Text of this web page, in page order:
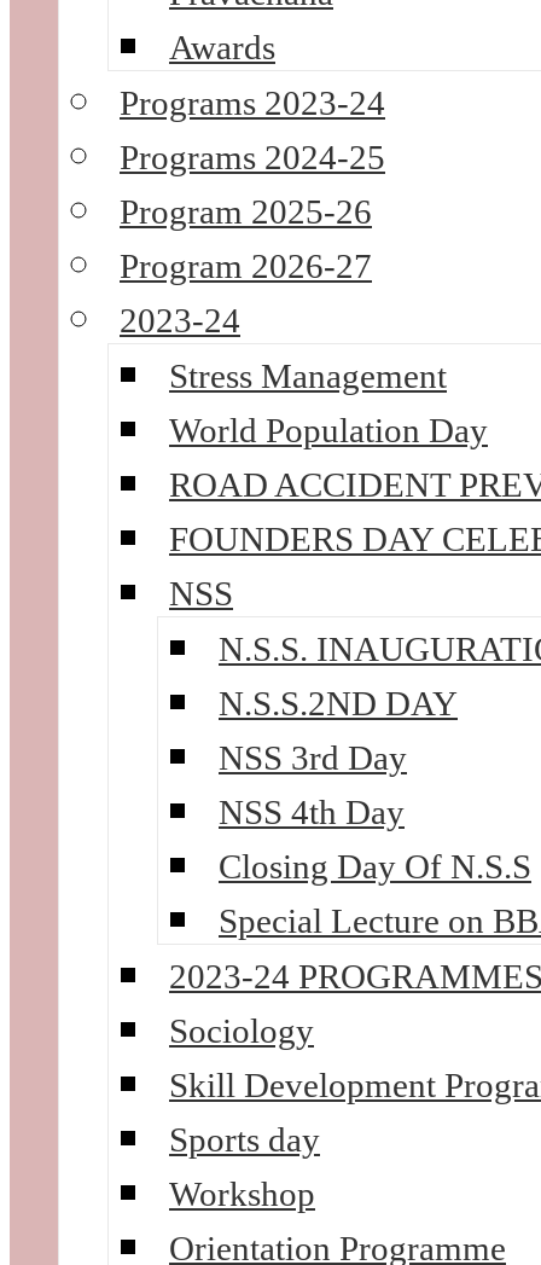
Awards
Programs 2023-24
Programs 2024-25
Program 2025-26
Program 2026-27
2023-24
Stress Management
World Population Day
ROAD ACCIDENT
FOUNDERS DAY
NSS
N.S.S.
N.S.S.2ND DAY
NSS 3rd Day
NSS 4th Day
Closing Day Of N.S.S
Special Lecture on
2023-24
Sociology
Skill Development
Sports day
Workshop
Orientation Programme